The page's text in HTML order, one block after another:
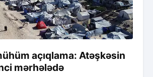
açıqlama: Atəşkəsin
mərhələdə